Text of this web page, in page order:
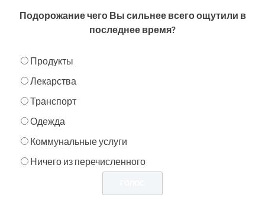
Подорожание чего Вы сильнее всего ощутили в
последнее время?
Продукты
Лекарства
Транспорт
Одежда
Коммунальные услуги
Ничего из перечисленного